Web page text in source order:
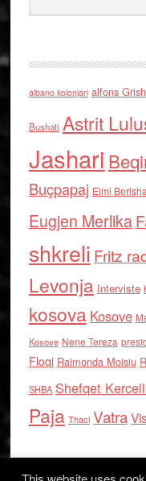
albano kolonjari alfons
Bushati Astrit
Jashari
Buçpapaj Elmi Berisha
Eugjen Merlika
shkreli Fritz
Levonja Interviste
kosova Kosove
Kosove Nene Tereza
Floqi Raimonda Moisiu
SHBA Shefqet
Paja Thaci Vatra